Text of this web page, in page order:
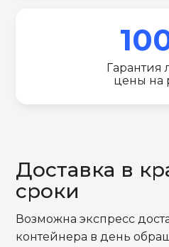
Гарантия
цены на
Доставка в
сроки
Возможна экспресс
контейнера в день